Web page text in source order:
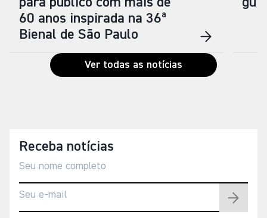
60 anos inspirada na 36ª
Bienal de São Paulo
Ver todas as notícias
Receba notícias